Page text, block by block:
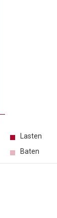
Lasten
Baten